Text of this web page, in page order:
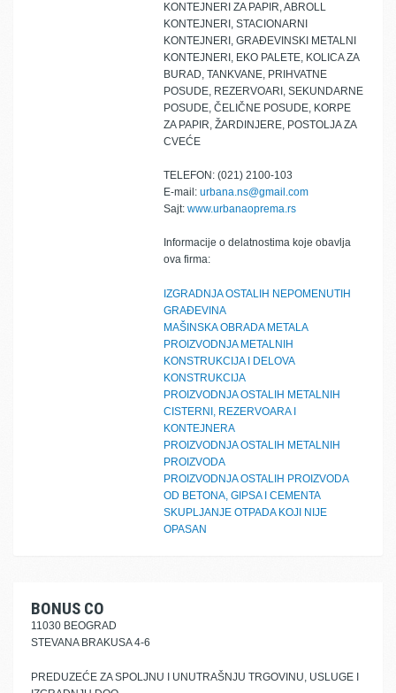
KONTEJNERI ZA PAPIR, ABROLL
KONTEJNERI, STACIONARNI
KONTEJNERI, GRAĐEVINSKI METALNI
KONTEJNERI, EKO PALETE, KOLICA ZA
BURAD, TANKVANE, PRIHVATNE
POSUDE, REZERVOARI, SEKUNDARNE
POSUDE, ČELIČNE POSUDE, KORPE
ZA PAPIR, ŽARDINJERE, POSTOLJA ZA
CVEĆE
TELEFON: (021) 2100-103
E-mail: urbana.ns@gmail.com
Sajt: www.urbanaoprema.rs
Informacije o delatnostima koje obavlja
ova firma:
IZGRADNJA OSTALIH NEPOMENUTIH
GRAĐEVINA
MAŠINSKA OBRADA METALA
PROIZVODNJA METALNIH
KONSTRUKCIJA I DELOVA
KONSTRUKCIJA
PROIZVODNJA OSTALIH METALNIH
CISTERNI, REZERVOARA I
KONTEJNERA
PROIZVODNJA OSTALIH METALNIH
PROIZVODA
PROIZVODNJA OSTALIH PROIZVODA
OD BETONA, GIPSA I CEMENTA
SKUPLJANJE OTPADA KOJI NIJE
OPASAN
BONUS CO
11030 BEOGRAD
STEVANA BRAKUSA 4-6
PREDUZEĆE ZA SPOLJNU I UNUTRAŠNJU TRGOVINU, USLUGE I